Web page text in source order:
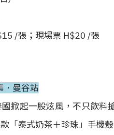
/張；現場票 H$20 /張
．曼谷站
掀起一股炫風，不只飲料
「泰式奶茶＋珍珠」手機